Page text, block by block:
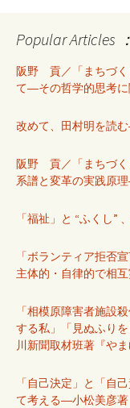
Popular Articles
阪野 貢／「まちづ
て―その哲学的思考
改めて、田村明を読
阪野 貢／「まちづく
系譜と変革の実践原
「福祉」と “ふくし”
「ボランティア拒否
主体的・自律的で相
「相模原障害者施設
する私」「見ぬふり
川新聞取材班著『や
「自己決定」と「自
て考える―小松美彦